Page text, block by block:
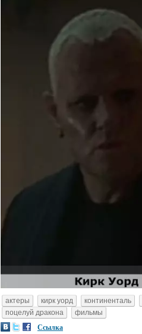
актеры кирк уорд континенталь
поцелуй дракона
фильмы
Ссылка